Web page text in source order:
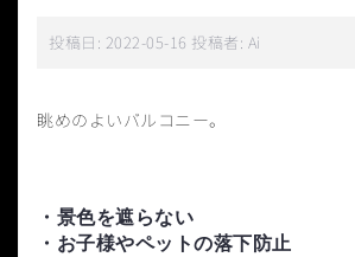
投稿日: 2022-05-16 投稿者: Ai
眺めのよいバルコニー。
・景色を遮らない
・お子様やペットの落下防止